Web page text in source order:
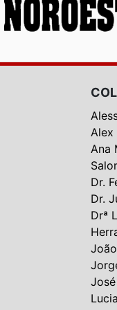
Alex
Ana
Dr.
Dr.
Drª